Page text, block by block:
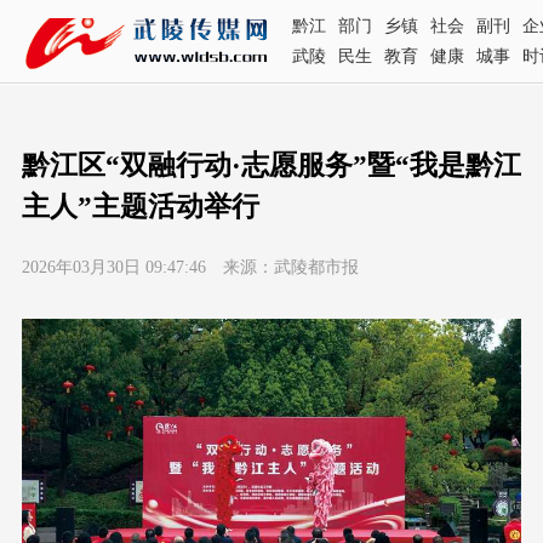
黔江 部门 乡镇 社会 副刊
企
武陵
民生 教育 健康 城事 时
黔江区“双融行动·志愿服务”暨“我是黔江
主人”主题活动举行
2026年03月30日 09:47:46 来源：武陵都市报